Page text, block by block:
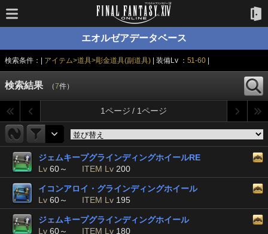
エオルゼアデータベース
検索条件：| アイテム>道具>彫金道具(副道具) | 装備Lv ： 51-60
検索結果 （7件）
1ページ / 1ページ
ジェムキープグラインディングホイールRE
Lv 60～ ITEM Lv 200
イコンアロイ・グラインディングホイール
Lv 60～ ITEM Lv 195
ジェムキープグラインディングホイール
Lv 60～ ITEM Lv 180